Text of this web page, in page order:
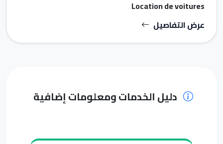
Location de voitures
عرض التفاصيل
دليل الخدمات ومعلومات إضافية